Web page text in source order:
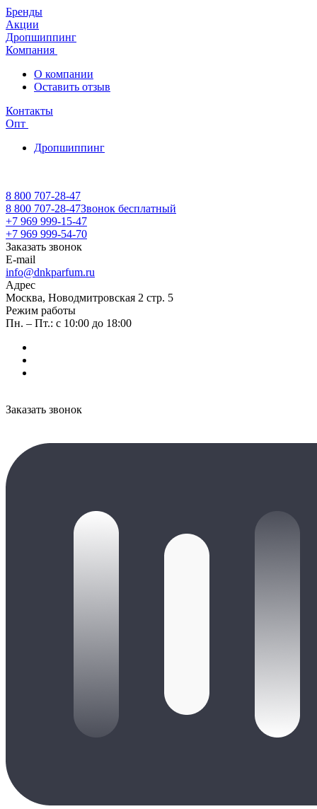
Бренды
Акции
Дропшиппинг
Компания
О компании
Оставить отзыв
Контакты
Опт
Дропшиппинг
8 800 707-28-47
8 800 707-28-47Звонок бесплатный
+7 969 999-15-47
+7 969 999-54-70
Заказать звонок
E-mail
info@dnkparfum.ru
Адрес
Москва, Новодмитровская 2 стр. 5
Режим работы
Пн. – Пт.: с 10:00 до 18:00
Заказать звонок